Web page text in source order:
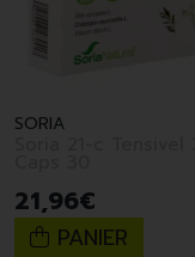
SORIA
21,96€
PANIER